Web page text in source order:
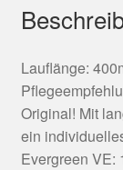
Lauflänge:
Original! Mit
ein
Evergreen VE: